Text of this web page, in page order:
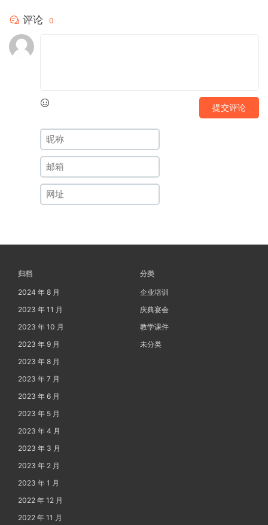
评论 0
提交评论
归档
2024 年 8 月
2023 年 11 月
2023 年 10 月
2023 年 9 月
2023 年 8 月
2023 年 7 月
2023 年 6 月
2023 年 5 月
2023 年 4 月
2023 年 3 月
2023 年 2 月
2023 年 1 月
2022 年 12 月
2022 年 11 月
分类
企业培训
庆典宴会
教学课件
未分类